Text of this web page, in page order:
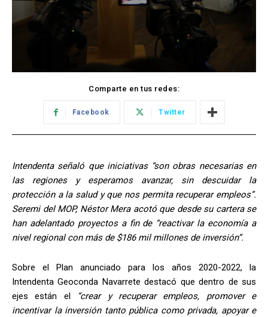
Comparte en tus redes:
Facebook Twitter
Intendenta señaló que iniciativas “son obras necesarias en
las regiones y esperamos avanzar, sin descuidar la
protección a la salud y que nos permita recuperar empleos”.
Seremi del MOP, Néstor Mera acotó que desde su cartera se
han adelantado proyectos a fin de “reactivar la economía a
nivel regional con más de $186 mil millones de inversión”.
Sobre el Plan anunciado para los años 2020-2022, la
Intendenta Geoconda Navarrete destacó que dentro de sus
ejes están el
“crear y recuperar empleos, promover e
incentivar la inversión tanto pública como privada, apoyar e